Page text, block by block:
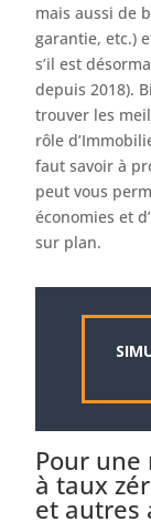
mais aussi de
garantie, etc.)
s’il est
depuis 2018).
trouver les
rôle
faut savoir à
peut vous
économies et
sur plan.
Pour
à taux
et autres